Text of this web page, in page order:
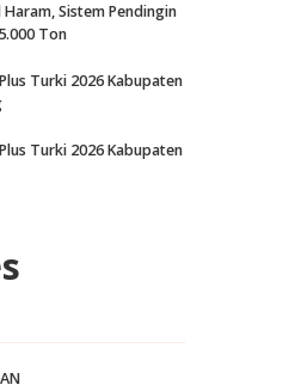
Sistem Pendingin
Ton
Turki 2026 Kabupaten
Turki 2026 Kabupaten